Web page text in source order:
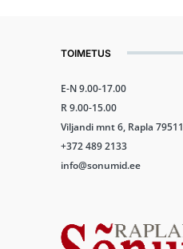
TOIMETUS
E-N 9.00-17.00
R 9.00-15.00
Viljandi mnt 6, Rapla 79511
+372 489 2133
info@sonumid.ee